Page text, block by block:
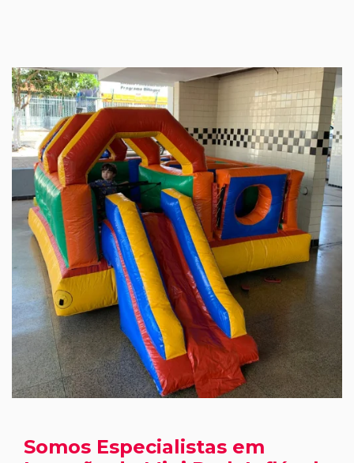
Somos Especialistas em